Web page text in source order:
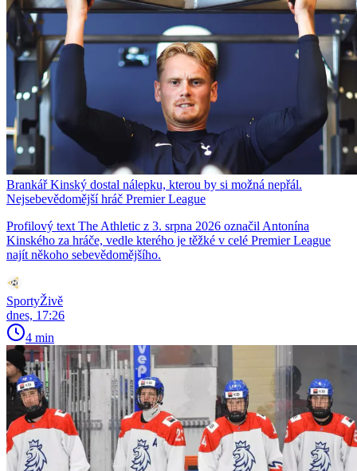
Brankář Kinský dostal nálepku, kterou by si možná nepřál.
Nejsebevědomější hráč Premier League
Profilový text The Athletic z 3. srpna 2026 označil Antonína
Kinského za hráče, vedle kterého je těžké v celé Premier League
najít někoho sebevědomějšího.
SportyŽivě
dnes, 17:26
4 min